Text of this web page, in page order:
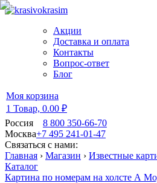
Акции
Доставка и оплата
Контакты
Вопрос-ответ
Блог
Моя корзина
1 Товар, 0.00 ₽
Россия
8 800 350-66-70
Москва+7 495 241-01-47
Связаться с нами:
Главная › Магазин › Известные
Каталог
Картина по номерам на холсте А